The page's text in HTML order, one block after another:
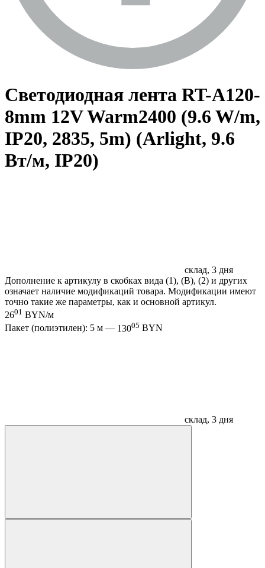
Светодиодная лента RT-A120-
8mm 12V Warm2400 (9.6 W/m,
IP20, 2835, 5m) (Arlight, 9.6
Вт/м, IP20)
склад, 3 дня
Дополнение к артикулу в скобках вида (1), (B), (2) и других
означает наличие модификаций товара. Модификации имеют
точно такие же параметры, как и основной артикул.
2601 BYN/м
Пакет (полиэтилен): 5 м — 13005 BYN
склад, 3 дня